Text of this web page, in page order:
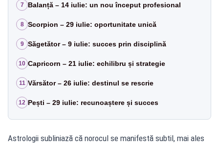
7 Balanță – 14 iulie: un nou început profesional
8 Scorpion – 29 iulie: oportunitate unică
9 Săgetător – 9 iulie: succes prin disciplină
10 Capricorn – 21 iulie: echilibru și strategie
11 Vărsător – 26 iulie: destinul se rescrie
12 Pești – 29 iulie: recunoaștere și succes
Astrologii subliniază că norocul se manifestă subtil, mai ales